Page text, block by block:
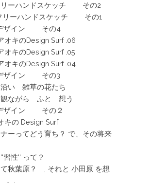
リーハンドスケッチ その2
リーハンドスケッチ その1
デザイン その4
オキのDesign Surf .06
オキのDesign Surf .05
オキのDesign Surf .04
ザイン その3
沿い 雑草の花たち
観ながら ふと 想う
ザイン その２
キの Design Surf
ーってどう育ち？ で、その将来
性‘‘ って？
秋葉原？ , それと 小田原 を想
.